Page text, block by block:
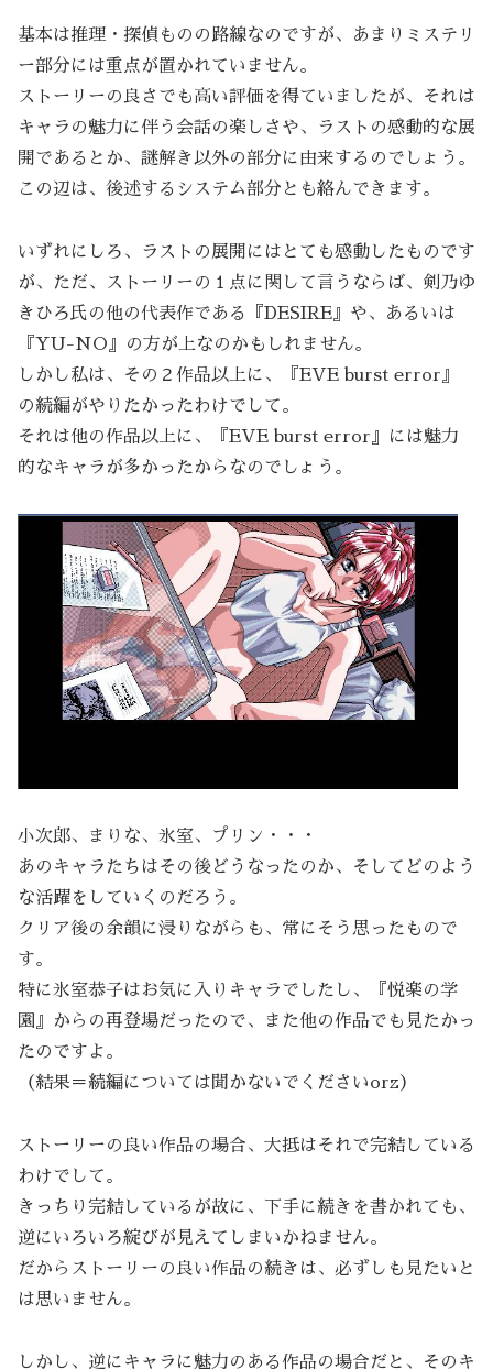
基本は推理・探偵ものの路線なのですが、あまりミステリ
ー部分には重点が置かれていません。
ストーリーの良さでも高い評価を得ていましたが、それは
キャラの魅力に伴う会話の楽しさや、ラストの感動的な展
開であるとか、謎解き以外の部分に由来するのでしょう。
この辺は、後述するシステム部分とも絡んできます。
いずれにしろ、ラストの展開にはとても感動したものです
が、ただ、ストーリーの１点に関して言うならば、剣乃ゆ
きひろ氏の他の代表作である『DESIRE』や、あるいは
『YU-NO』の方が上なのかもしれません。
しかし私は、その２作品以上に、『EVE burst error』
の続編がやりたかったわけでして。
それは他の作品以上に、『EVE burst error』には魅力
的なキャラが多かったからなのでしょう。
小次郎、まりな、氷室、プリン・・・
あのキャラたちはその後どうなったのか、そしてどのよう
な活躍をしていくのだろう。
クリア後の余韻に浸りながらも、常にそう思ったもので
す。
特に氷室恭子はお気に入りキャラでしたし、『悦楽の学
園』からの再登場だったので、また他の作品でも見たかっ
たのですよ。
（結果＝続編については聞かないでくださいorz）
ストーリーの良い作品の場合、大抵はそれで完結している
わけでして。
きっちり完結しているが故に、下手に続きを書かれても、
逆にいろいろ綻びが見えてしまいかねません。
だからストーリーの良い作品の続きは、必ずしも見たいと
は思いません。
しかし、逆にキャラに魅力のある作品の場合だと、そのキ